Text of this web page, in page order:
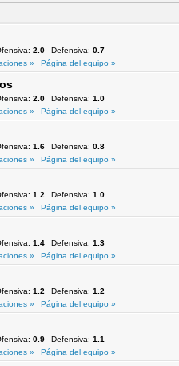
2.0 Defensiva: 0.7
»
Página del equipo »
2.0 Defensiva: 1.0
»
Página del equipo »
1.6 Defensiva: 0.8
»
Página del equipo »
1.2 Defensiva: 1.0
»
Página del equipo »
1.4 Defensiva: 1.3
»
Página del equipo »
1.2 Defensiva: 1.2
»
Página del equipo »
0.9 Defensiva: 1.1
»
Página del equipo »